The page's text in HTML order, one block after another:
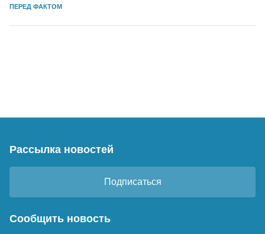
ПЕРЕД ФАКТОМ
Рассылка новостей
Подписаться
Сообщить новость